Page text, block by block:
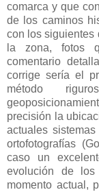
comarca y que
de los caminos
con los siguientes
la zona, fotos
comentario
corrige sería el
método
precisión la
actuales
ortofotografías
caso un
evolución de
momento actual,